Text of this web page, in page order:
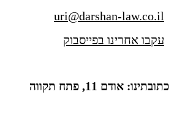
uri@darshan-law.co.il
עקבו אחרינו בפייסבוק
כתובתינו: אודם 11, פתח תקווה